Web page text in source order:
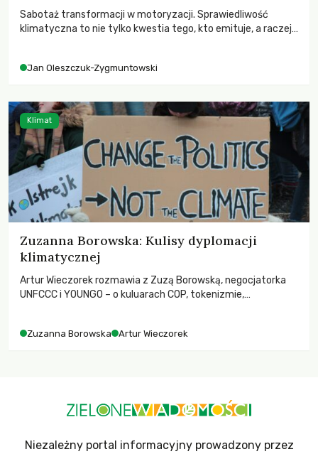
Sabotaż transformacji w motoryzacji. Sprawiedliwość
klimatyczna to nie tylko kwestia tego, kto emituje, a raczej
Jan Oleszczuk-Zygmuntowski
Zuzanna Borowska: Kulisy dyplomacji
klimatycznej
Artur Wieczorek rozmawia z Zuzą Borowską, negocjatorka
UNFCCC i YOUNGO – o kuluarach COP, tokenizmie,
Zuzanna Borowska Artur Wieczorek
Klimat
Niezależny portal informacyjny prowadzony przez